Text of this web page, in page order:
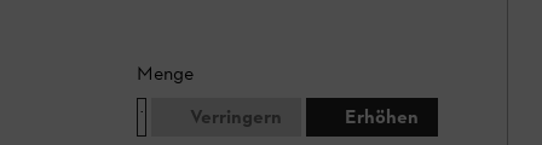
Menge
Verringern
Erhöhen